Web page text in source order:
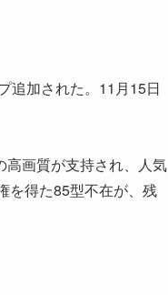
追加された。11月15日
画質が支持され、人気
を得た85型不在が、残